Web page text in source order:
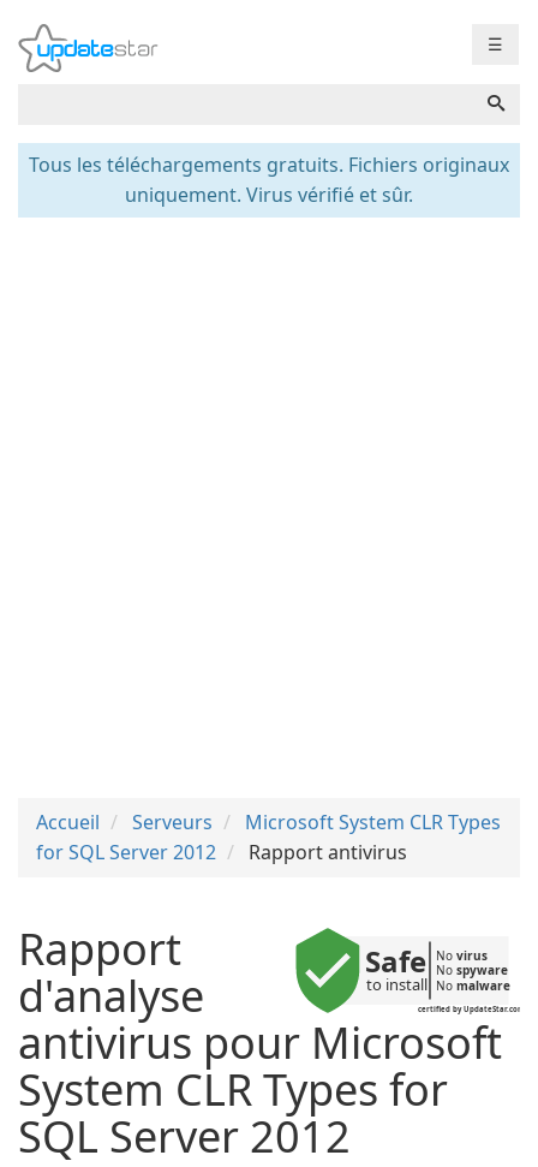
☰
Tous les téléchargements gratuits. Fichiers originaux
uniquement. Virus vérifié et sûr.
Accueil Serveurs
Microsoft System CLR Types
for SQL Server 2012
Rapport antivirus
certified by UpdateStar.com
Safe
to install
No virus
No spyware
No malware
Rapport
d'analyse
antivirus pour Microsoft
System CLR Types for
SQL Server 2012